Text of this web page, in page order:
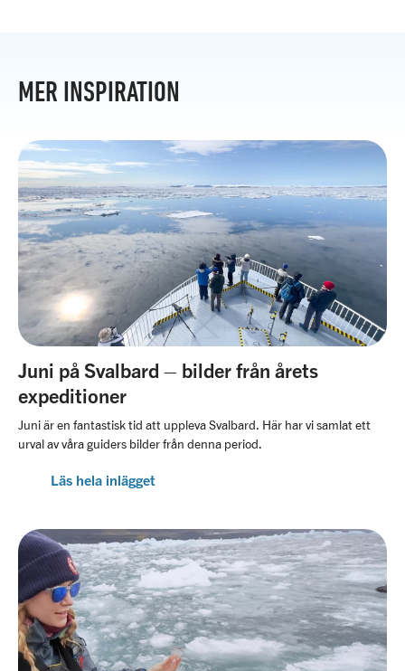
MER INSPIRATION
Juni på Svalbard – bilder från årets
expeditioner
Juni är en fantastisk tid att uppleva Svalbard. Här har vi samlat ett
urval av våra guiders bilder från denna period.
Läs hela inlägget